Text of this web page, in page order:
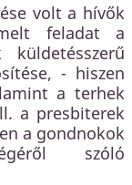
volt a hívők
feladat a
- hiszen
a terhek
a presbiterek
a gondnokok
szóló